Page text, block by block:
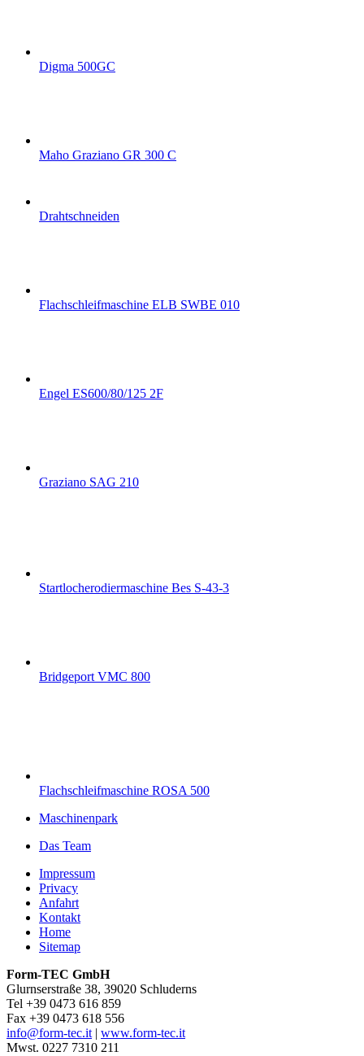
Digma 500GC
Maho Graziano GR 300 C
Drahtschneiden
Flachschleifmaschine ELB SWBE 010
Engel ES600/80/125 2F
Graziano SAG 210
Startlocherodiermaschine Bes S-43-3
Bridgeport VMC 800
Flachschleifmaschine ROSA 500
Maschinenpark
Das Team
Impressum
Privacy
Anfahrt
Kontakt
Home
Sitemap
Form-TEC GmbH
Glurnserstraße 38, 39020 Schluderns
Tel +39 0473 616 859
Fax +39 0473 618 556
info@form-tec.it | www.form-tec.it
Mwst. 0227 7310 211